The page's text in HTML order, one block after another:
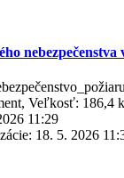
Veľkosť: 186,4
11:29
18. 5. 2026